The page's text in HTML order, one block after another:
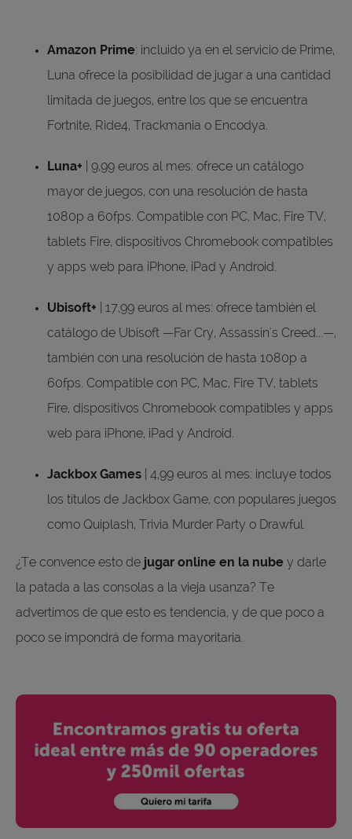
Amazon Prime: incluido ya en el servicio de Prime,
Luna ofrece la posibilidad de jugar a una cantidad
limitada de juegos, entre los que se encuentra
Fortnite, Ride4, Trackmania o Encodya.
Luna+
| 9,99 euros al mes: ofrece un catálogo
mayor de juegos, con una resolución de hasta
1080p a 60fps. Compatible con PC, Mac, Fire TV,
tablets Fire, dispositivos Chromebook compatibles
y apps web para iPhone, iPad y Android.
Ubisoft+ | 17,99 euros al mes: ofrece también el
catálogo de Ubisoft —Far Cry, Assassin's Creed...—,
también con una resolución de hasta 1080p a
60fps. Compatible con PC, Mac, Fire TV, tablets
Fire, dispositivos Chromebook compatibles y apps
web para iPhone, iPad y Android.
Jackbox Games | 4,99 euros al mes: incluye todos
los títulos de Jackbox Game, con populares juegos
como Quiplash, Trivia Murder Party o Drawful.
¿Te convence esto de jugar online en la nube y darle
la patada a las consolas a la vieja usanza? Te
advertimos de que esto es tendencia, y de que poco a
poco se impondrá de forma mayoritaria.